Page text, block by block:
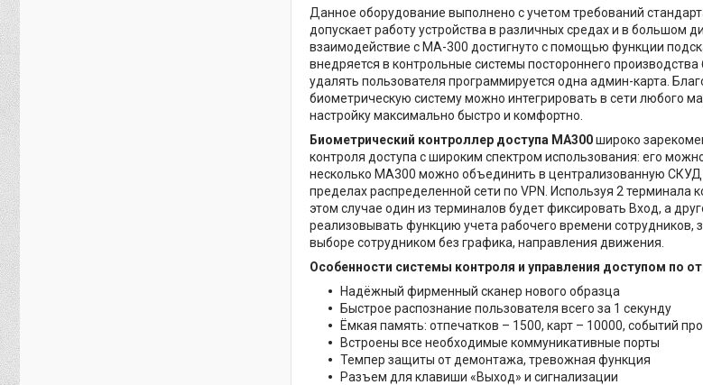
Данное оборудование выполнено с учетом требований
допускает работу устройства в различных средах и в
взаимодействие с МА-300 достигнуто с помощью функции
внедряется в контрольные системы постороннего
удалять пользователя программируется одна админ-карта.
биометрическую систему можно интегрировать в сети любого
настройку максимально быстро и комфортно.
Биометрический контроллер доступа MA300широко
контроля доступа с широким спектром использования: его
несколько MA300 можно объединить в централизованную СКУД
пределах распределенной сети по VPN. Используя 2
этом случае один из терминалов будет фиксировать Вход, а
реализовывать функцию учета рабочего времени сотрудников,
выборе сотрудником без графика, направления движения.
Особенности системы контроля и управления доступом по
Надёжный фирменный сканер нового образца
Быстрое распознание пользователя всего за 1 секунду
Ёмкая память: отпечатков – 1500, карт – 10000, событий
Встроены все необходимые коммуникативные порты
Темпер защиты от демонтажа, тревожная функция
Разъем для клавиши «Выход» и сигнализации